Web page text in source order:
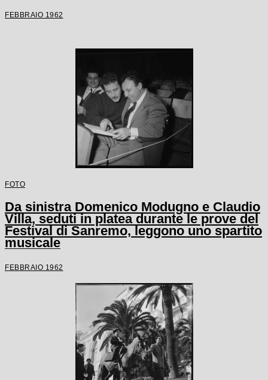
FEBBRAIO 1962
FOTO
Da sinistra Domenico Modugno e Claudio
Villa, seduti in platea durante le prove del
Festival di Sanremo, leggono uno spartito
musicale
FEBBRAIO 1962